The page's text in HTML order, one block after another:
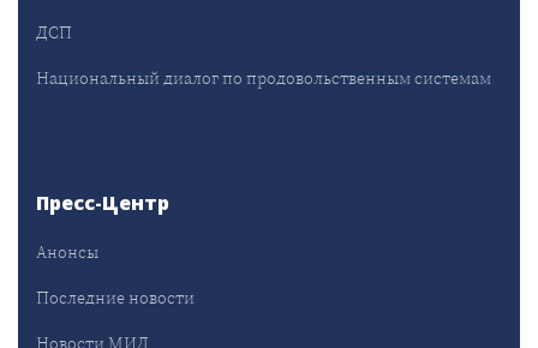
ДСП
Национальный диалог по продовольственным системам
Пресс-Центр
Анонсы
Последние новости
Новости МИД